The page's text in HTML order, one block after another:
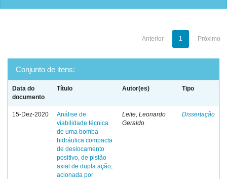
Anterior 1 Próximo
Conjunto de itens:
Data do
documento
Título Autor(es) Tipo
15-Dez-2020
Análise de
viabilidade técnica
de uma bomba
hidráulica compacta
de deslocamento
positivo, de pistão
axial de dupla ação,
acionada por
Leite, Leonardo
Geraldo
Dissertação